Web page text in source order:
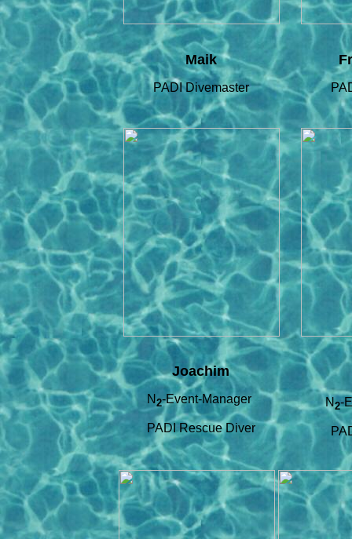
Maik
PADI Divemaster
Joachim
N2-Event-Manager
PADI Rescue Diver
N2-